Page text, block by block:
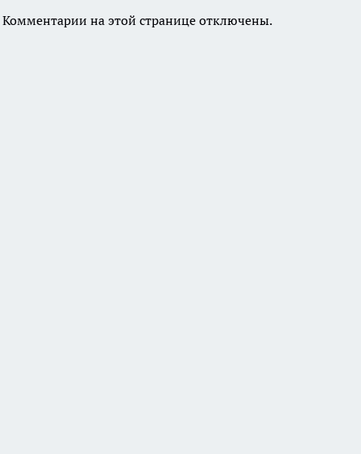
Комментарии на этой странице отключены.